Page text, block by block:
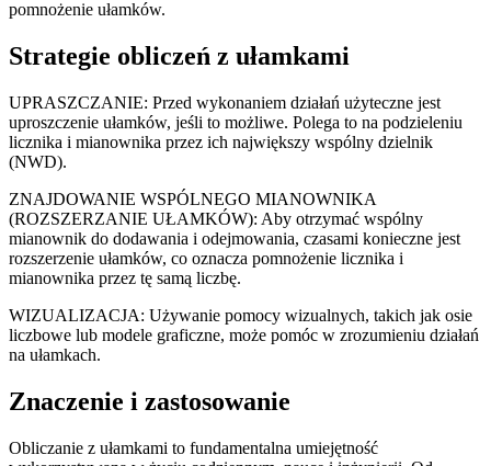
pomnożenie ułamków.
Strategie obliczeń z ułamkami
UPRASZCZANIE: Przed wykonaniem działań użyteczne jest
uproszczenie ułamków, jeśli to możliwe. Polega to na podzieleniu
licznika i mianownika przez ich największy wspólny dzielnik
(NWD).
ZNAJDOWANIE WSPÓLNEGO MIANOWNIKA
(ROZSZERZANIE UŁAMKÓW): Aby otrzymać wspólny
mianownik do dodawania i odejmowania, czasami konieczne jest
rozszerzenie ułamków, co oznacza pomnożenie licznika i
mianownika przez tę samą liczbę.
WIZUALIZACJA: Używanie pomocy wizualnych, takich jak osie
liczbowe lub modele graficzne, może pomóc w zrozumieniu działań
na ułamkach.
Znaczenie i zastosowanie
Obliczanie z ułamkami to fundamentalna umiejętność